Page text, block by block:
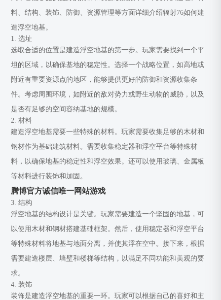
料、结构、装饰、防御、资源管理等方面详细介绍辐射76如何建
造浮空地基。
1. 选址
选取合适的位置是建造浮空地基的第一步。玩家需要找到一个平
坦的区域，以确保基地的稳定性。选择一个战略位置，如高地或
附近有重要资源点的地区，能够提供更好的防御和资源收集条
件。考虑周围环境，如附近的敌对势力或野生动物的威胁，以及
是否有足够的空间容纳基地的规模。
2. 材料
建造浮空地基需要一些特殊的材料。玩家需要收集足够的木材和
钢材作为基础建筑材料。需要收集稳定器和浮空平台等特殊材
料，以确保地基的稳定性和浮空效果。还可以使用玻璃、金属板
等材料进行装饰和加固。
腾博官方诚信唯一网站游戏
3. 结构
浮空地基的结构设计是关键。玩家需要建造一个坚固的地基，可
以使用木材和钢材搭建基础框架。然后，使用稳定器和浮空平台
等特殊材料将地基与地面分离，并使其浮在空中。接下来，根据
需要建造楼层、墙壁和楼梯等结构，以满足不同功能和美观的要
求。
4. 装饰
装饰是建造浮空地基的重要一环。玩家可以根据自己的喜好和主